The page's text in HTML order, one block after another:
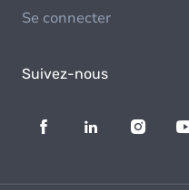
Se connecter
Suivez-nous